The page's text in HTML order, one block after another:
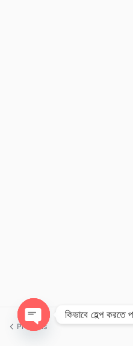
Previous
কিভাবে হেল্প করতে